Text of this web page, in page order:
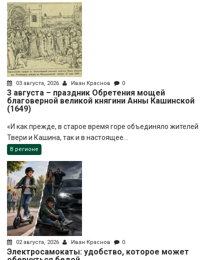
03 августа, 2026 Иван Краснов 0
3 августа – праздник Обретения мощей
благоверной великой княгини Анны Кашинской
(1649)
«И как прежде, в старое время горе объединяло жителей
Твери и Кашина, так и в настоящее...
В регионе
02 августа, 2026 Иван Краснов 0
Электросамокаты: удобство, которое может